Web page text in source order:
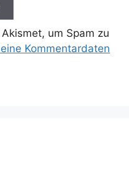
um Spam zu
Kommentardaten